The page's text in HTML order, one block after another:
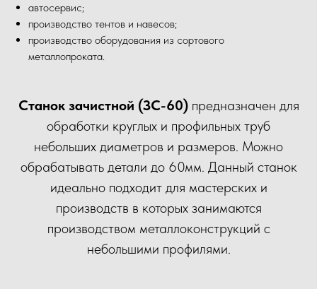
автосервис;
производство тентов и навесов;
производство оборудования из сортового
металлопроката.
Станок зачистной (ЗС-60) предназначен для
обработки круглых и профильных труб
небольших диаметров и размеров. Можно
обрабатывать детали до 60мм. Данный станок
идеально подходит для мастерских и
производств в которых занимаются
производством металлоконструкций с
небольшими профилями.